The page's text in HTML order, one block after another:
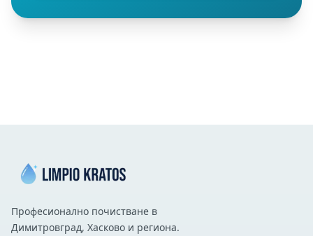
Професионално почистване в
Димитровград, Хасково и региона.